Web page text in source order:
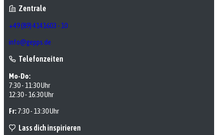
Zentrale
+49 (89) 4141603 - 10
info@gepps.de
Telefonzeiten
Mo-Do:
7:30 - 11:30 Uhr
12:30 - 16:30 Uhr
Fr:7:30 - 13:30 Uhr
Lass dich inspirieren